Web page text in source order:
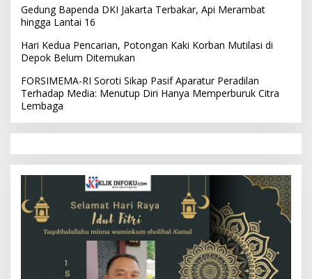
Gedung Bapenda DKI Jakarta Terbakar, Api Merambat
hingga Lantai 16
Hari Kedua Pencarian, Potongan Kaki Korban Mutilasi di
Depok Belum Ditemukan
FORSIMEMA-RI Soroti Sikap Pasif Aparatur Peradilan
Terhadap Media: Menutup Diri Hanya Memperburuk Citra
Lembaga